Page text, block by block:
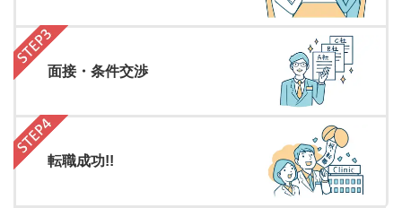
面接・条件交渉
転職成功!!